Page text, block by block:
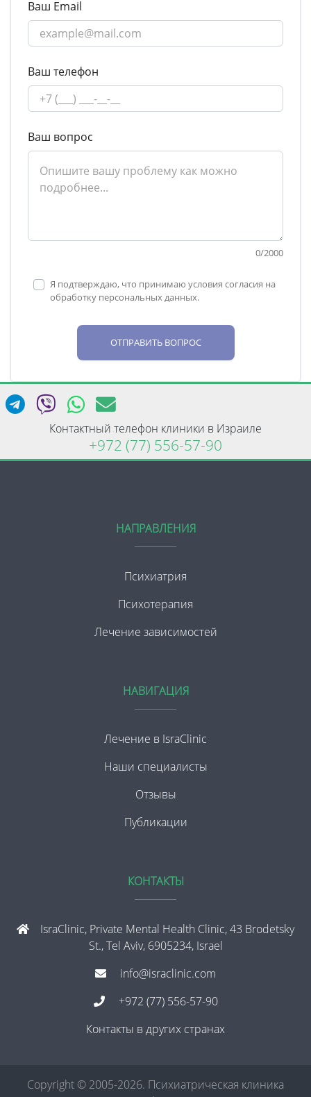
Ваш Email
Ваш телефон
Ваш вопрос
0/2000
Я подтверждаю, что принимаю условия согласия на
обработку персональных данных.
ОТПРАВИТЬ ВОПРОС
Контактный телефон клиники в Израиле
+972 (77) 556-57-90
НАПРАВЛЕНИЯ
Психиатрия
Психотерапия
Лечение зависимостей
НАВИГАЦИЯ
Лечение в IsraClinic
Наши специалисты
Отзывы
Публикации
КОНТАКТЫ
IsraClinic, Private Mental Health Clinic, 43 Brodetsky
St., Tel Aviv, 6905234, Israel
info@israclinic.com
+972 (77) 556-57-90
Контакты в других странах
Copyright © 2005-2026. Психиатрическая клиника